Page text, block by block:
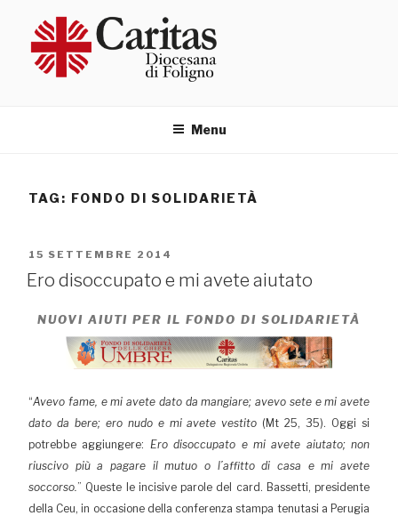
contenuto
Menu
TAG: FONDO DI SOLIDARIETÀ
PUBBLICATO
IL
15 SETTEMBRE 2014
Ero disoccupato e mi avete aiutato
NUOVI AIUTI PER IL FONDO DI SOLIDARIETÀ
“Avevo fame, e mi avete dato da mangiare; avevo sete e mi avete
dato da bere; ero nudo e mi avete vestito (Mt 25, 35). Oggi si
potrebbe aggiungere: Ero disoccupato e mi avete aiutato; non
riuscivo più a pagare il mutuo o l’affitto di casa e mi avete
soccorso. ” Queste le incisive parole del card. Bassetti, presidente
della Ceu, in occasione della conferenza stampa tenutasi a Perugia